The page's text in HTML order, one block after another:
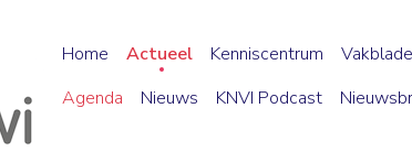
Home
Actueel
Agenda
Nieuws KNVI Podcast
Kenniscentrum